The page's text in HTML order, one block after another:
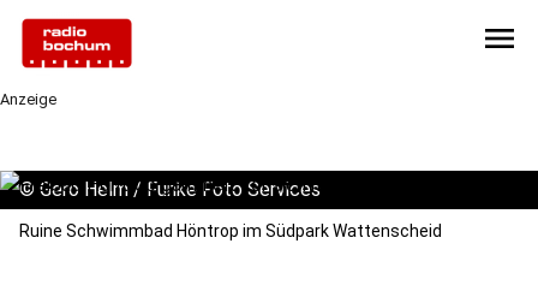
menu
Anzeige
© Gero Helm / Funke Foto Services
Ruine Schwimmbad Höntrop im Südpark Wattenscheid